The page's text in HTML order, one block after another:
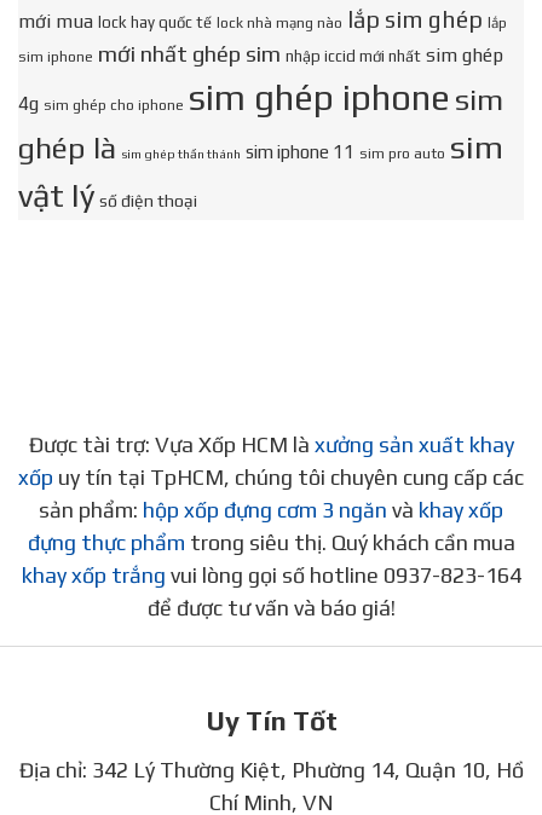
mới mua lock hay quốc tế lock nhà mạng nào lắp sim ghép lắp
sim iphone mới nhất ghép sim nhập iccid mới nhất sim ghép
4g sim ghép cho iphone sim ghép iphone sim
ghép là sim ghép thần thánh sim iphone 11 sim pro auto sim
vật lý số điện thoại
Được tài trợ: Vựa Xốp HCM là xưởng sản xuất khay
xốp uy tín tại TpHCM, chúng tôi chuyên cung cấp các
sản phẩm: hộp xốp đựng cơm 3 ngăn và khay xốp
đựng thực phẩm trong siêu thị. Quý khách cần mua
khay xốp trắng vui lòng gọi số hotline 0937-823-164
để được tư vấn và báo giá!
Uy Tín Tốt
Địa chỉ: 342 Lý Thường Kiệt, Phường 14, Quận 10, Hồ
Chí Minh, VN